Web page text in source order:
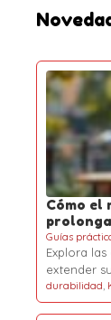
:
Cómo el
Guías
Explora
extender
durabilidad,